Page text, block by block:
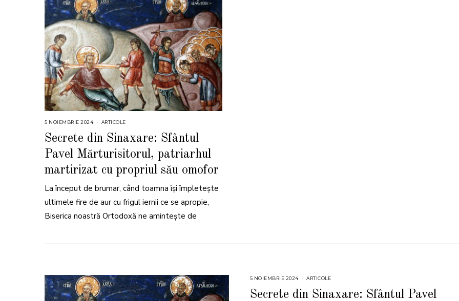
5 NOIEMBRIE 2024
O
I
M
B
R
0
4
ARTICOLE
Secrete din Sinaxare: Sfântul
Pavel Mărturisitorul, patriarhul
martirizat cu propriul său omofor
La început de brumar, când toamna își împletește
ultimele fire de aur cu frigul iernii ce se apropie,
Biserica noastră Ortodoxă ne amintește de
5 NOIEMBRIE 2024
O
I
ARTICOLE
Secrete din Sinaxare: Sfântul Pavel